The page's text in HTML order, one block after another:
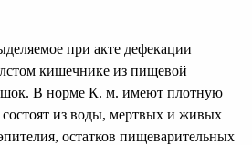
при акте дефекации
кишечнике из пищевой
В норме К. м. имеют плотную
из воды, мертвых и живых
остатков пищеварительных